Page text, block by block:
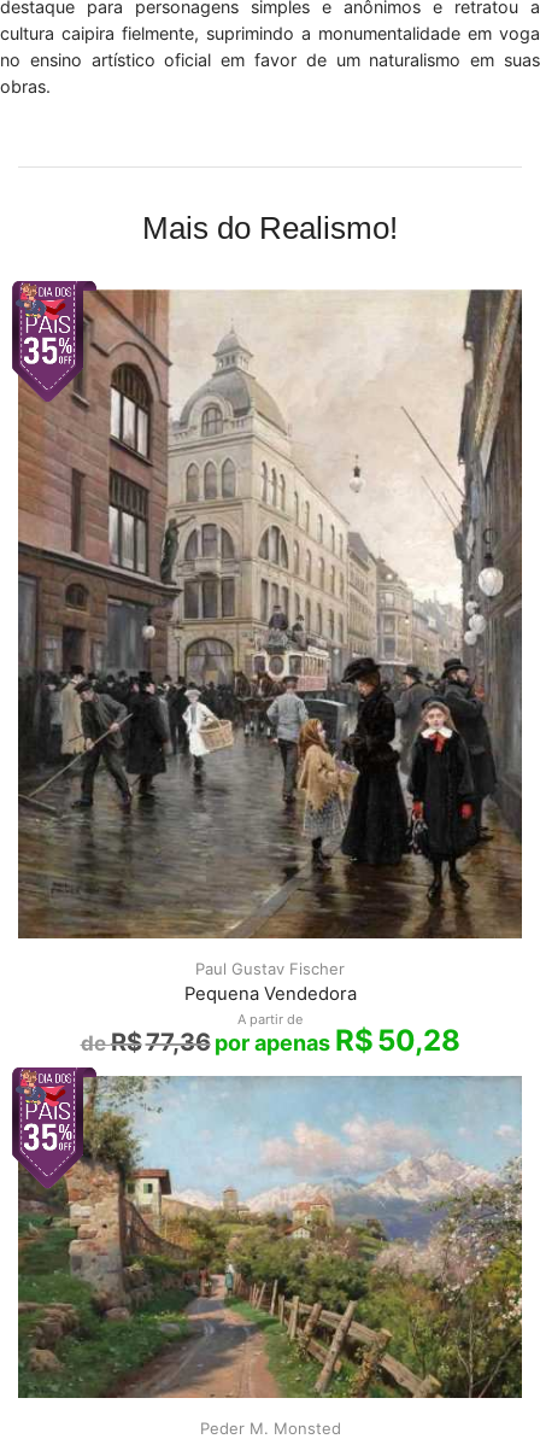
destaque para personagens simples e anônimos e retratou a
cultura caipira fielmente, suprimindo a monumentalidade em voga
no ensino artístico oficial em favor de um naturalismo em suas
obras.
Mais do Realismo!
Paul Gustav Fischer
Pequena Vendedora
A partir de
R$77,36 R$50,28
Peder M. Monsted